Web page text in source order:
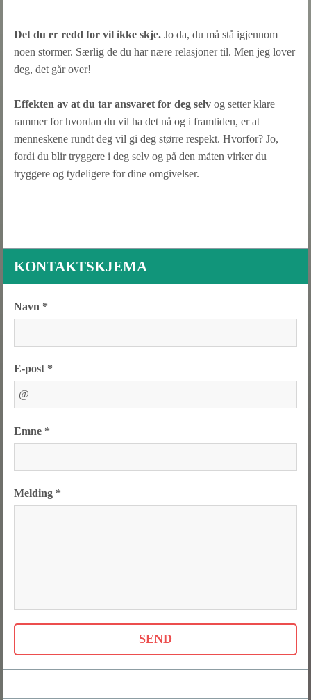
Det du er redd for vil ikke skje. Jo da, du må stå igjennom
noen stormer. Særlig de du har nære relasjoner til. Men jeg lover
deg, det går over!
Effekten av at du tar ansvaret for deg selv og setter klare
rammer for hvordan du vil ha det nå og i framtiden, er at
menneskene rundt deg vil gi deg større respekt. Hvorfor? Jo,
fordi du blir tryggere i deg selv og på den måten virker du
tryggere og tydeligere for dine omgivelser.
KONTAKTSKJEMA
Navn *
E-post *
Emne *
Melding *